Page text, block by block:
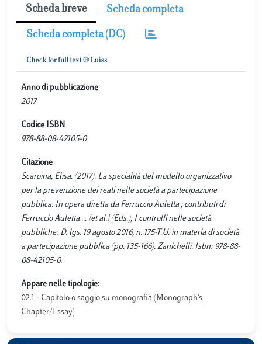
Scheda breve Scheda completa
Scheda completa (DC)
Anno di pubblicazione
2017
Codice ISBN
978-88-08-42105-0
Citazione
Scaroina, Elisa. (2017). La specialità del modello organizzativo
per la prevenzione dei reati nelle società a partecipazione
pubblica. In opera diretta da Ferruccio Auletta ; contributi di
Ferruccio Auletta ... [et al.] (Eds.), I controlli nelle società
pubbliche: D. lgs. 19 agosto 2016, n. 175-T.U. in materia di società
a partecipazione pubblica (pp. 135-166). Zanichelli. Isbn: 978-88-
08-42105-0.
Appare nelle tipologie:
02.1 - Capitolo o saggio su monografia (Monograph’s
Chapter/Essay)